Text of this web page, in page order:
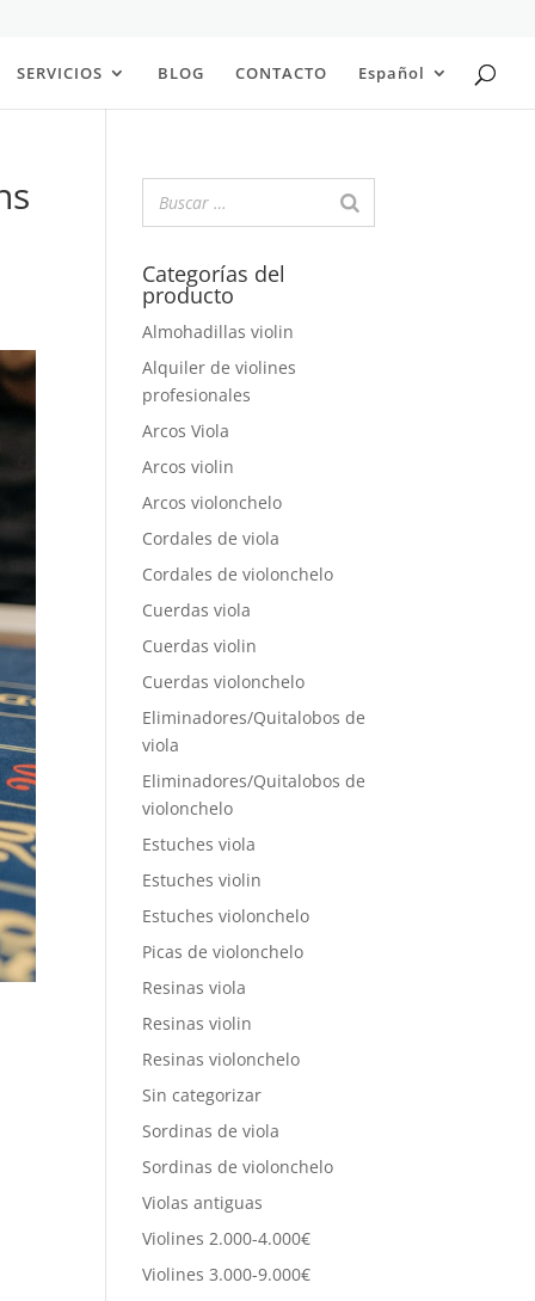
SERVICIOS BLOG CONTACTO Español
Categorías del
producto
Almohadillas violin
Alquiler de violines
profesionales
Arcos Viola
Arcos violin
Arcos violonchelo
Cordales de viola
Cordales de violonchelo
Cuerdas viola
Cuerdas violin
Cuerdas violonchelo
Eliminadores/Quitalobos de
viola
Eliminadores/Quitalobos de
violonchelo
Estuches viola
Estuches violin
Estuches violonchelo
Picas de violonchelo
Resinas viola
Resinas violin
Resinas violonchelo
Sin categorizar
Sordinas de viola
Sordinas de violonchelo
Violas antiguas
Violines 2.000-4.000€
Violines 3.000-9.000€